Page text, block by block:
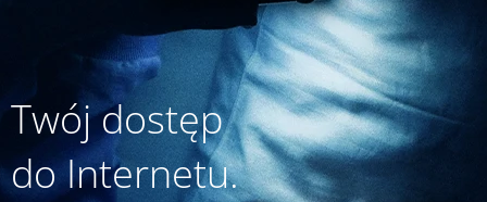
Twój dostęp
do Internetu.